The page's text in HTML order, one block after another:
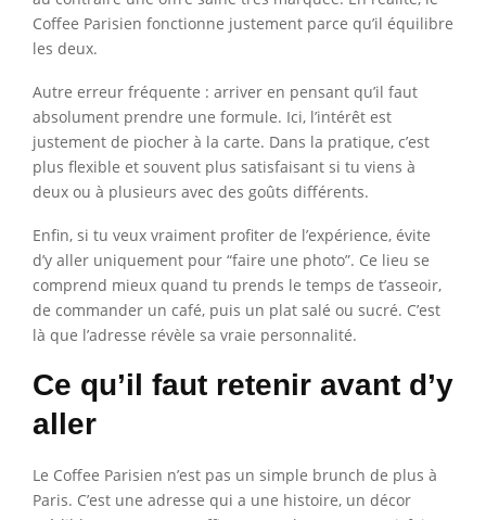
Coffee Parisien fonctionne justement parce qu’il équilibre
les deux.
Autre erreur fréquente : arriver en pensant qu’il faut
absolument prendre une formule. Ici, l’intérêt est
justement de piocher à la carte. Dans la pratique, c’est
plus flexible et souvent plus satisfaisant si tu viens à
deux ou à plusieurs avec des goûts différents.
Enfin, si tu veux vraiment profiter de l’expérience, évite
d’y aller uniquement pour “faire une photo”. Ce lieu se
comprend mieux quand tu prends le temps de t’asseoir,
de commander un café, puis un plat salé ou sucré. C’est
là que l’adresse révèle sa vraie personnalité.
Ce qu’il faut retenir avant d’y
aller
Le Coffee Parisien n’est pas un simple brunch de plus à
Paris. C’est une adresse qui a une histoire, un décor